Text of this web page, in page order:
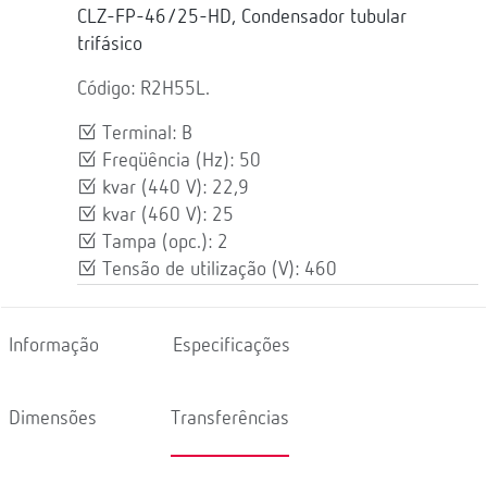
CLZ-FP-46/25-HD, Condensador tubular
trifásico
Código: R2H55L.
Terminal: B
Freqüência (Hz): 50
kvar (440 V): 22,9
kvar (460 V): 25
Tampa (opc.): 2
Tensão de utilização (V): 460
Informação Especificações
Dimensões Transferências